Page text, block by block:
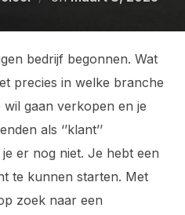
bedrijf begonnen. Wat
precies in welke branche
gaan verkopen en je
als ‘’klant’’
er nog niet. Je hebt een
te kunnen starten. Met
zoek naar een